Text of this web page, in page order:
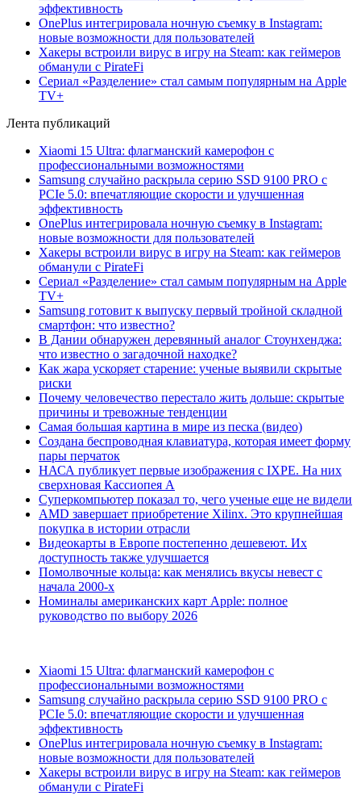
эффективность
OnePlus интегрировала ночную съемку в Instagram:
новые возможности для пользователей
Хакеры встроили вирус в игру на Steam: как геймеров
обманули с PirateFi
Сериал «Разделение» стал самым популярным на Apple
TV+
Лента публикаций
Xiaomi 15 Ultra: флагманский камерофон с
профессиональными возможностями
Samsung случайно раскрыла серию SSD 9100 PRO с
PCIe 5.0: впечатляющие скорости и улучшенная
эффективность
OnePlus интегрировала ночную съемку в Instagram:
новые возможности для пользователей
Хакеры встроили вирус в игру на Steam: как геймеров
обманули с PirateFi
Сериал «Разделение» стал самым популярным на Apple
TV+
Samsung готовит к выпуску первый тройной складной
смартфон: что известно?
В Дании обнаружен деревянный аналог Стоунхенджа:
что известно о загадочной находке?
Как жара ускоряет старение: ученые выявили скрытые
риски
Почему человечество перестало жить дольше: скрытые
причины и тревожные тенденции
Самая большая картина в мире из песка (видео)
Создана беспроводная клавиатура, которая имеет форму
пары перчаток
НАСА публикует первые изображения с IXPE. На них
сверхновая Кассиопея А
Суперкомпьютер показал то, чего ученые еще не видели
AMD завершает приобретение Xilinx. Это крупнейшая
покупка в истории отрасли
Видеокарты в Европе постепенно дешевеют. Их
доступность также улучшается
Помолвочные кольца: как менялись вкусы невест с
начала 2000-х
Номиналы американских карт Apple: полное
руководство по выбору 2026
Xiaomi 15 Ultra: флагманский камерофон с
профессиональными возможностями
Samsung случайно раскрыла серию SSD 9100 PRO с
PCIe 5.0: впечатляющие скорости и улучшенная
эффективность
OnePlus интегрировала ночную съемку в Instagram:
новые возможности для пользователей
Хакеры встроили вирус в игру на Steam: как геймеров
обманули с PirateFi